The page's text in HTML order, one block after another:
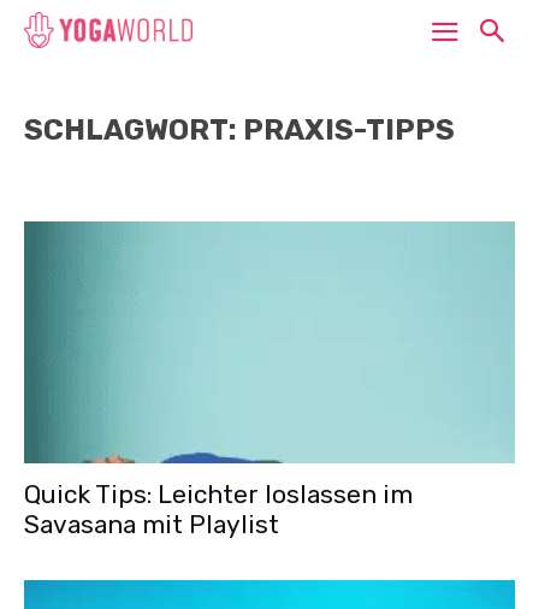
SCHLAGWORT: PRAXIS-TIPPS
Quick Tips: Leichter loslassen im
Savasana mit Playlist